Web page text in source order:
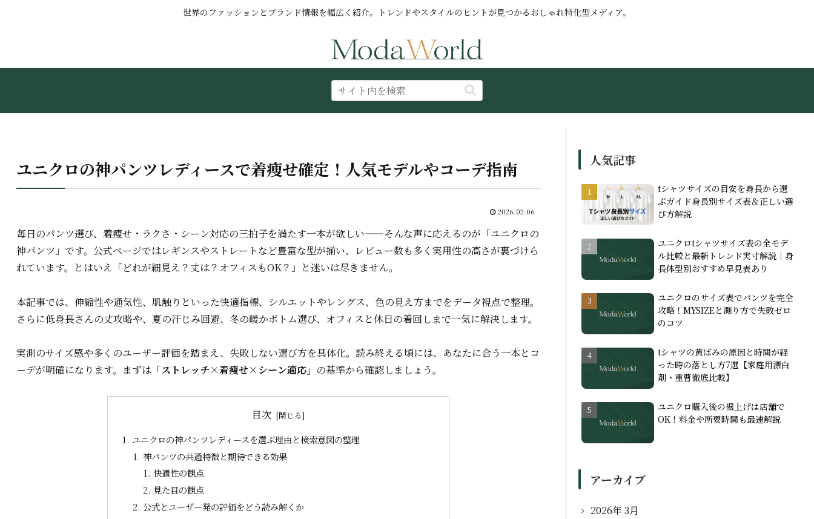
世界のファッションとブランド情報を幅広く紹介。トレンドやスタイルのヒントが見つかるおしゃれ特化型メディア。
ユニクロの神パンツレディースで着痩せ確定！人気モデルやコーデ指南
2026.02.06
毎日のパンツ選び、着痩せ・ラクさ・シーン対応の三拍子を満たす一本が欲しい——そんな声に応えるのが「ユニクロの
神パンツ」です。公式ページではレギンスやストレートなど豊富な型が揃い、レビュー数も多く実用性の高さが裏づけら
れています。とはいえ「どれが細見え？丈は？オフィスもOK？」と迷いは尽きません。
本記事では、伸縮性や通気性、肌触りといった快適指標、シルエットやレングス、色の見え方までをデータ視点で整理。
さらに低身長さんの丈攻略や、夏の汗じみ回避、冬の暖かボトム選び、オフィスと休日の着回しまで一気に解決します。
実測のサイズ感や多くのユーザー評価を踏まえ、失敗しない選び方を具体化。読み終える頃には、あなたに合う一本とコ
ーデが明確になります。まずは「ストレッチ×着痩せ×シーン適応」 の基準から確認しましょう。
目次
ユニクロの神パンツレディースを選ぶ理由と検索意図の整理
神パンツの共通特徴と期待できる効果
快適性の観点
見た目の観点
公式とユーザー発の評価をどう読み解くか
人気記事
tシャツサイズの目安を身長から選
ぶガイド身長別サイズ表＆正しい選
び方解説
ユニクロtシャツサイズ表の全モデ
ル比較と最新トレンド実寸解説｜身
長体型別おすすめ早見表あり
ユニクロのサイズ表でパンツを完全
攻略！MYSIZEと測り方で失敗ゼロ
のコツ
tシャツの黄ばみの原因と時間が経
った時の落とし方7選【家庭用漂白
剤・重曹徹底比較】
ユニクロ購入後の裾上げは店舗で
OK！料金や所要時間も最速解説
アーカイブ
2026年 3月